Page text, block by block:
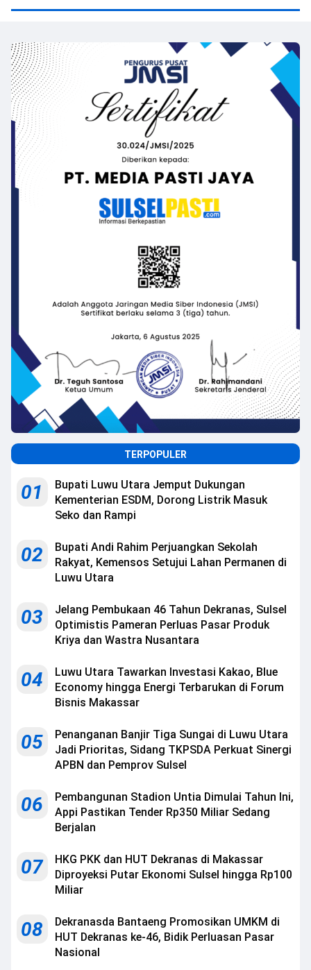
TERPOPULER
01
Bupati Luwu Utara Jemput Dukungan
Kementerian ESDM, Dorong Listrik Masuk
Seko dan Rampi
02
Bupati Andi Rahim Perjuangkan Sekolah
Rakyat, Kemensos Setujui Lahan Permanen di
Luwu Utara
03
Jelang Pembukaan 46 Tahun Dekranas, Sulsel
Optimistis Pameran Perluas Pasar Produk
Kriya dan Wastra Nusantara
04
Luwu Utara Tawarkan Investasi Kakao, Blue
Economy hingga Energi Terbarukan di Forum
Bisnis Makassar
05
Penanganan Banjir Tiga Sungai di Luwu Utara
Jadi Prioritas, Sidang TKPSDA Perkuat Sinergi
APBN dan Pemprov Sulsel
06
Pembangunan Stadion Untia Dimulai Tahun Ini,
Appi Pastikan Tender Rp350 Miliar Sedang
Berjalan
07
HKG PKK dan HUT Dekranas di Makassar
Diproyeksi Putar Ekonomi Sulsel hingga Rp100
Miliar
08
Dekranasda Bantaeng Promosikan UMKM di
HUT Dekranas ke-46, Bidik Perluasan Pasar
Nasional